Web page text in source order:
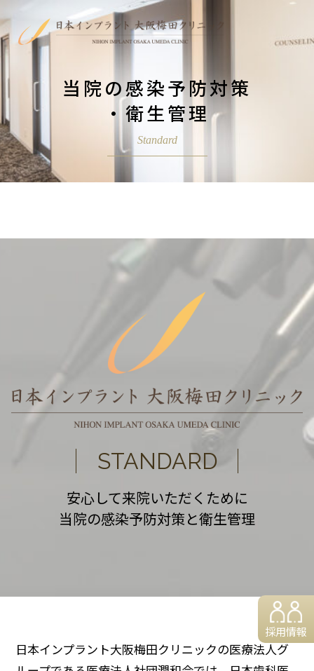
採用情報
当院の感染予防対策
・衛生管理
STANDARD
安心して来院いただくために
当院の感染予防対策と衛生管理
日本インプラント大阪梅田クリニックの医療法人グ